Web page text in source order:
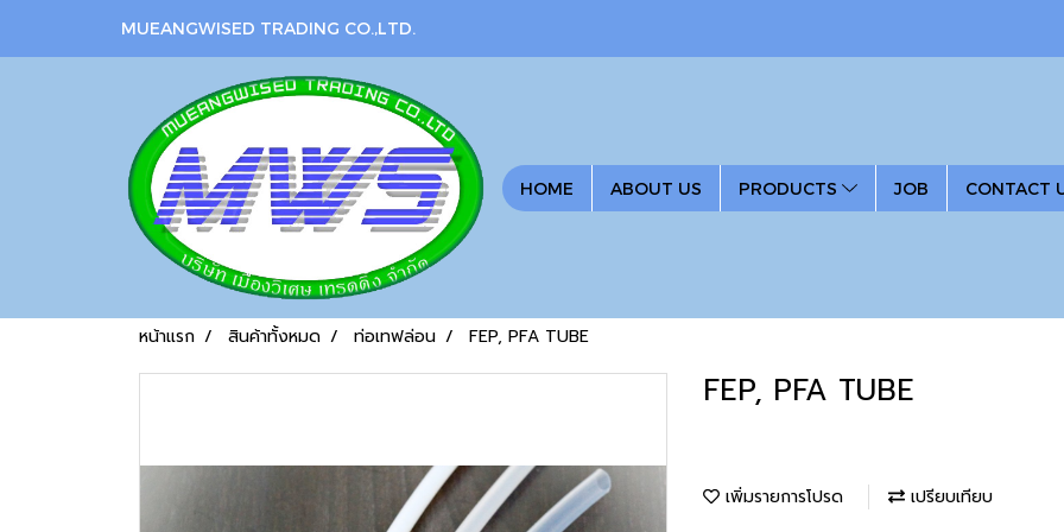
MUEANGWISED TRADING CO.,LTD.
HOME ABOUT US PRODUCTS JOB CONTACT
หน้าแรก สินค้าทั้งหมด ท่อเทฟล่อน FEP, PFA TUBE
FEP, PFA TUBE
เพิ่มรายการโปรด เปรียบเทียบ